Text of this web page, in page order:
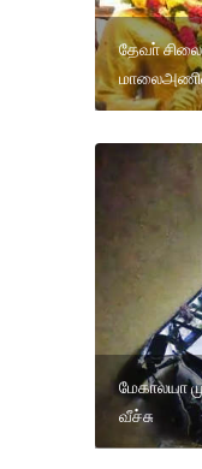
தேவா்
மேகாலயா
வீச்சு